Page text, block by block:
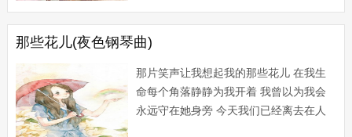
相聚和别离 没有星星...
那些花儿(夜色钢琴曲)
那片笑声让我想起我的那些花儿 在我生
命每个角落静静为我开着 我曾以为我会
永远守在她身旁 今天我们已经离去在人